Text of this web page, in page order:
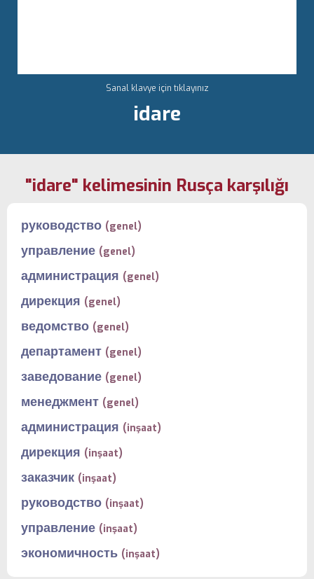
Sanal klavye için tıklayınız
idare
"idare" kelimesinin Rusça karşılığı
руководство (genel)
управление (genel)
администрация (genel)
дирекция (genel)
ведомство (genel)
департамент (genel)
заведование (genel)
менеджмент (genel)
администрация (inşaat)
дирекция (inşaat)
заказчик (inşaat)
руководство (inşaat)
управление (inşaat)
экономичность (inşaat)